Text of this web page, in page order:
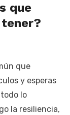
que
que
y esperas
lo
la resiliencia,